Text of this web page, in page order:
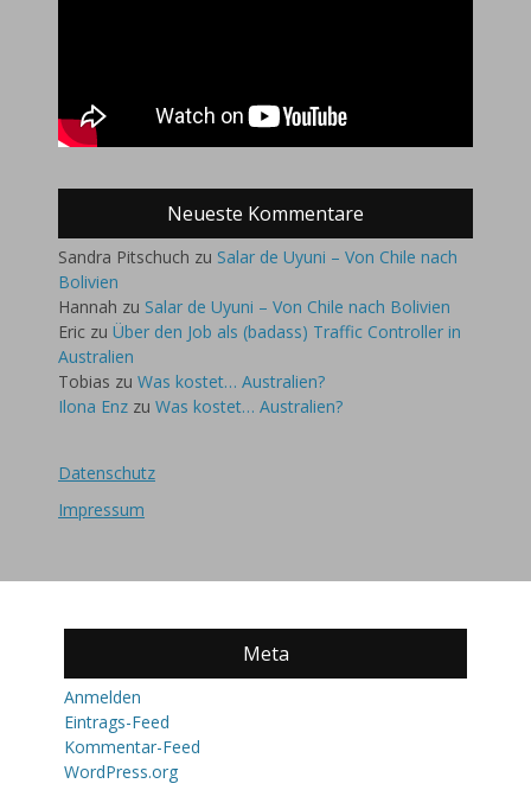
Neueste Kommentare
Sandra Pitschuch zu Salar de Uyuni – Von Chile nach
Bolivien
Hannah zu Salar de Uyuni – Von Chile nach Bolivien
Eric zu Über den Job als (badass) Traffic Controller in
Australien
Tobias zu Was kostet… Australien?
Ilona Enz zu Was kostet… Australien?
Datenschutz
Impressum
Meta
Anmelden
Eintrags-Feed
Kommentar-Feed
WordPress.org